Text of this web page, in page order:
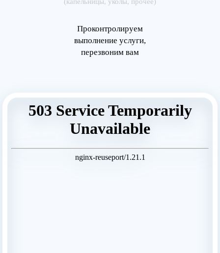
Проконтролируем
выполнение услуги,
перезвоним вам